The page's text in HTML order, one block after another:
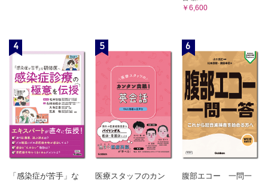
￥6,600
4
「感染症が苦手」な
5
医療スタッフのカン
6
腹部エコー 一問一